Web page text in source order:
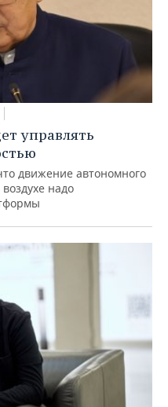
управлять
движение автономного
надо